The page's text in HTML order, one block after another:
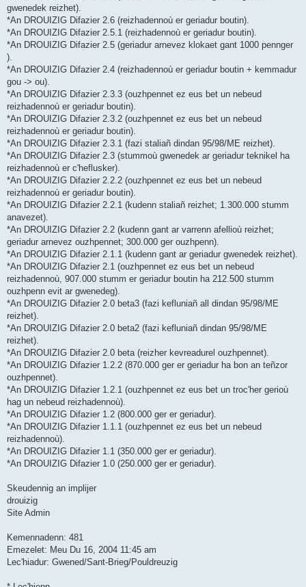
gwenedek reizhet).
*An DROUIZIG Difazier 2.6 (reizhadennoù er geriadur boutin).
*An DROUIZIG Difazier 2.5.1 (reizhadennoù er geriadur boutin).
*An DROUIZIG Difazier 2.5 (geriadur arnevez klokaet gant 1000 pennger
).
*An DROUIZIG Difazier 2.4 (reizhadennoù er geriadur boutin + kemmadur
gou -> ou).
*An DROUIZIG Difazier 2.3.3 (ouzhpennet ez eus bet un nebeud
reizhadennoù er geriadur boutin).
*An DROUIZIG Difazier 2.3.2 (ouzhpennet ez eus bet un nebeud
reizhadennoù er geriadur boutin).
*An DROUIZIG Difazier 2.3.1 (fazi staliañ dindan 95/98/ME reizhet).
*An DROUIZIG Difazier 2.3 (stummoù gwenedek ar geriadur teknikel ha
reizhadennoù er c'heflusker).
*An DROUIZIG Difazier 2.2.2 (ouzhpennet ez eus bet un nebeud
reizhadennoù er geriadur boutin).
*An DROUIZIG Difazier 2.2.1 (kudenn staliañ reizhet; 1.300.000 stumm
anavezet).
*An DROUIZIG Difazier 2.2 (kudenn gant ar varrenn afellioù reizhet;
geriadur arnevez ouzhpennet; 300.000 ger ouzhpenn).
*An DROUIZIG Difazier 2.1.1 (kudenn gant ar geriadur gwenedek reizhet).
*An DROUIZIG Difazier 2.1 (ouzhpennet ez eus bet un nebeud
reizhadennoù, 907.000 stumm er geriadur boutin ha 212.500 stumm
ouzhpenn evit ar gwenedeg).
*An DROUIZIG Difazier 2.0 beta3 (fazi kefluniañ all dindan 95/98/ME
reizhet).
*An DROUIZIG Difazier 2.0 beta2 (fazi kefluniañ dindan 95/98/ME
reizhet).
*An DROUIZIG Difazier 2.0 beta (reizher kevreadurel ouzhpennet).
*An DROUIZIG Difazier 1.2.2 (870.000 ger er geriadur ha bon an teñzor
ouzhpennet).
*An DROUIZIG Difazier 1.2.1 (ouzhpennet ez eus bet un troc'her gerioù
hag un nebeud reizhadennoù).
*An DROUIZIG Difazier 1.2 (800.000 ger er geriadur).
*An DROUIZIG Difazier 1.1.1 (ouzhpennet ez eus bet un nebeud
reizhadennoù).
*An DROUIZIG Difazier 1.1 (350.000 ger er geriadur).
*An DROUIZIG Difazier 1.0 (250.000 ger er geriadur).
Skeudennig an implijer
drouizig
Site Admin
Kemennadenn: 481
Emezelet: Meu Du 16, 2004 11:45 am
Lec'hiadur: Gwened/Sant-Brieg/Pouldreuzig